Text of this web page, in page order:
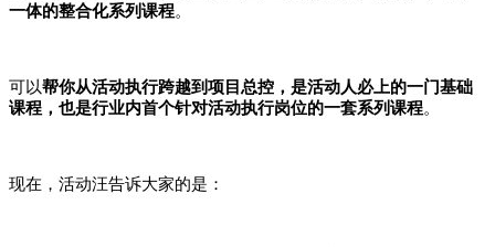
一体的整合化系列课程。
可以帮你从活动执行跨越到项目总控，是活动人必上的一门基础
课程，也是行业内首个针对活动执行岗位的一套系列课程。
现在，活动汪告诉大家的是：